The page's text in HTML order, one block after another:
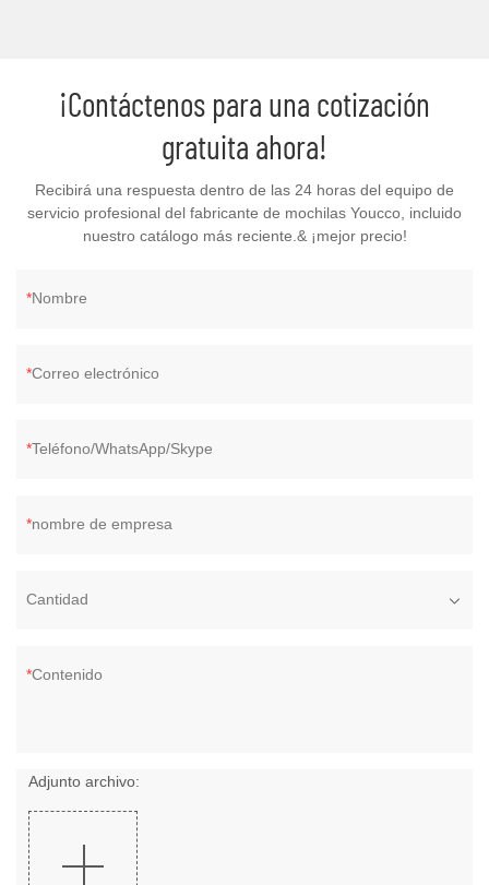
¡Contáctenos para una cotización
gratuita ahora!
Recibirá una respuesta dentro de las 24 horas del equipo de
servicio profesional del fabricante de mochilas Youcco, incluido
nuestro catálogo más reciente.& ¡mejor precio!
Nombre
Correo electrónico
Teléfono/WhatsApp/Skype
nombre de empresa
Cantidad
Contenido
Adjunto archivo: